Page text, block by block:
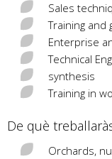
Sales
Training and
Enterprise
Technical
synthesis
Training in
De què
Orchards,